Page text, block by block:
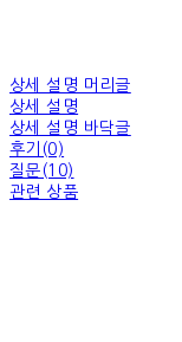
상세 설명 머리글
상세 설명
상세 설명 바닥글
후기(0)
질문(10)
관련 상품